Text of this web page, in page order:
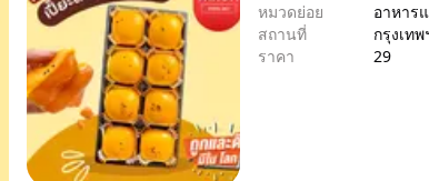
หมวดย่อย
อาหาร
สถานที่
กรุงเท
ราคา
29